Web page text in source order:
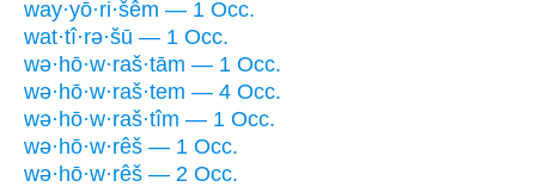
way·yō·ri·šêm — 1 Occ.
wat·tî·rə·šū — 1 Occ.
wə·hō·w·raš·tām — 1 Occ.
wə·hō·w·raš·tem — 4 Occ.
wə·hō·w·raš·tîm — 1 Occ.
wə·hō·w·rêš — 1 Occ.
wə·hō·w·rêš — 2 Occ.